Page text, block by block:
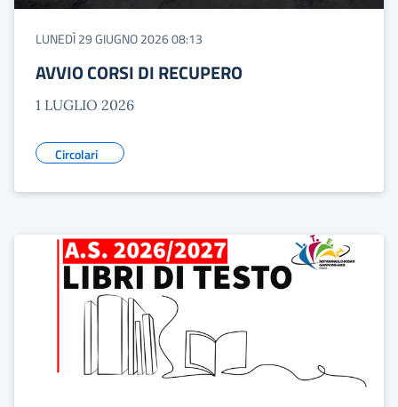
LUNEDÌ 29 GIUGNO 2026 08:13
AVVIO CORSI DI RECUPERO
1 LUGLIO 2026
Circolari